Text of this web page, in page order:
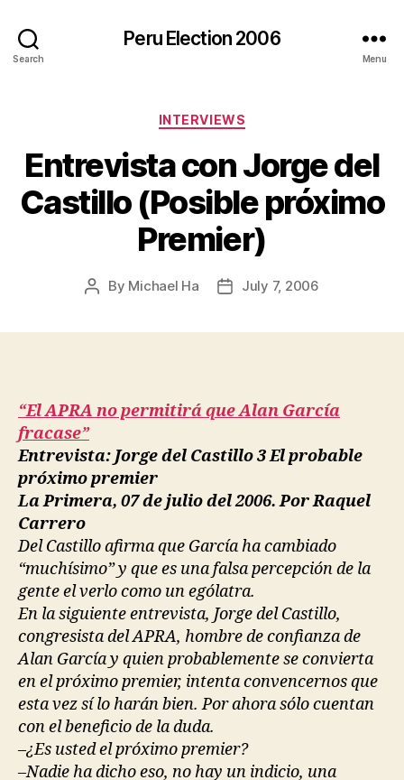
Search
Peru Election 2006
Menu
Categories
INTERVIEWS
Entrevista con Jorge del
Castillo (Posible próximo
Premier)
Post
By Michael Ha
PostJuly 7, 2006
“El APRA no permitirá que Alan García
fracase”
Entrevista: Jorge del Castillo 3 El probable
próximo premier
La Primera, 07 de julio del 2006. Por Raquel
Carrero
Del Castillo afirma que García ha cambiado
“muchísimo” y que es una falsa percepción de la
gente el verlo como un ególatra.
En la siguiente entrevista, Jorge del Castillo,
congresista del APRA, hombre de confianza de
Alan García y quien probablemente se convierta
en el próximo premier, intenta convencernos que
esta vez sí lo harán bien. Por ahora sólo cuentan
con el beneficio de la duda.
–¿Es usted el próximo premier?
–Nadie ha dicho eso, no hay un indicio, una